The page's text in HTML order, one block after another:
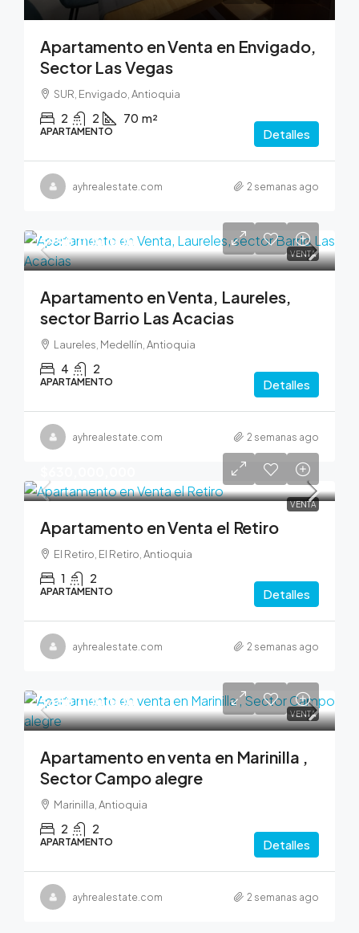
Apartamento en Venta en Envigado,
Sector Las Vegas
SUR, Envigado, Antioquia
2 2 70 m²
APARTAMENTO Detalles
ayhrealestate.com 2 semanas ago
VENTA
$990,000,000
Apartamento en Venta, Laureles,
sector Barrio Las Acacias
Laureles, Medellín, Antioquia
4 2
APARTAMENTO Detalles
ayhrealestate.com 2 semanas ago
VENTA
Apartamento en Venta el Retiro
El Retiro, El Retiro, Antioquia
1 2
APARTAMENTO Detalles
ayhrealestate.com 2 semanas ago
VENTA
$380,000,000
Apartamento en venta en Marinilla ,
Sector Campo alegre
Marinilla, Antioquia
2 2
APARTAMENTO Detalles
ayhrealestate.com 2 semanas ago